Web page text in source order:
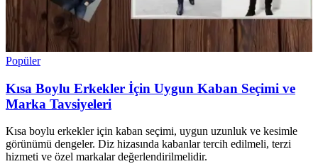
Popüler
Kısa Boylu Erkekler İçin Uygun Kaban Seçimi ve
Marka Tavsiyeleri
Kısa boylu erkekler için kaban seçimi, uygun uzunluk ve kesimle
görünümü dengeler. Diz hizasında kabanlar tercih edilmeli, terzi
hizmeti ve özel markalar değerlendirilmelidir.